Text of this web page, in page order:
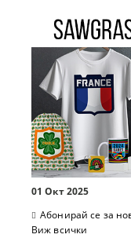
01 Окт 2025
Абонирай се за
Виж всички